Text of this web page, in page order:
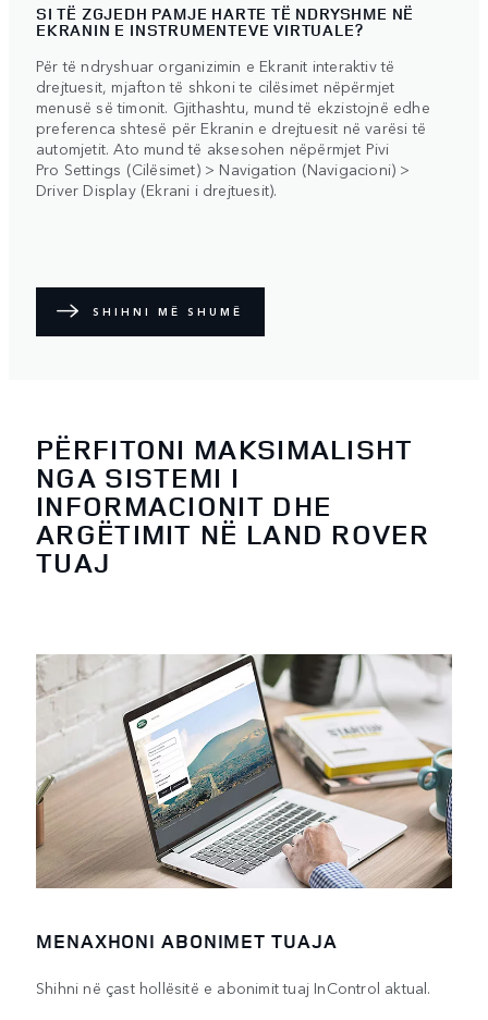
SI TË ZGJEDH PAMJE HARTE TË NDRYSHME NË
EKRANIN E INSTRUMENTEVE VIRTUALE?
Për të ndryshuar organizimin e Ekranit interaktiv të
drejtuesit, mjafton të shkoni te cilësimet nëpërmjet
menusë së timonit. Gjithashtu, mund të ekzistojnë edhe
preferenca shtesë për Ekranin e drejtuesit në varësi të
automjetit. Ato mund të aksesohen nëpërmjet Pivi
Pro Settings (Cilësimet) > Navigation (Navigacioni) >
Driver Display (Ekrani i drejtuesit).
SHIHNI MË SHUMË
PËRFITONI MAKSIMALISHT
NGA SISTEMI I
INFORMACIONIT DHE
ARGËTIMIT NË LAND ROVER
TUAJ
MENAXHONI ABONIMET TUAJA
Shihni në çast hollësitë e abonimit tuaj InControl aktual.